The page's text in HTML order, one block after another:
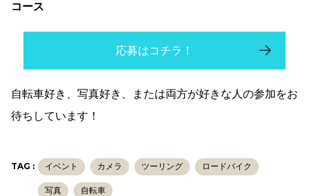
コース
応募はコチラ！
自転車好き、写真好き、または両方が好きな人の参加をお
待ちしています！
TAG : イベント カメラ ツーリング ロードバイク
写真 自転車